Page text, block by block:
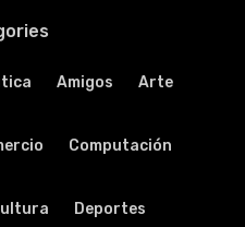
Amigos Arte
Computación
Deportes